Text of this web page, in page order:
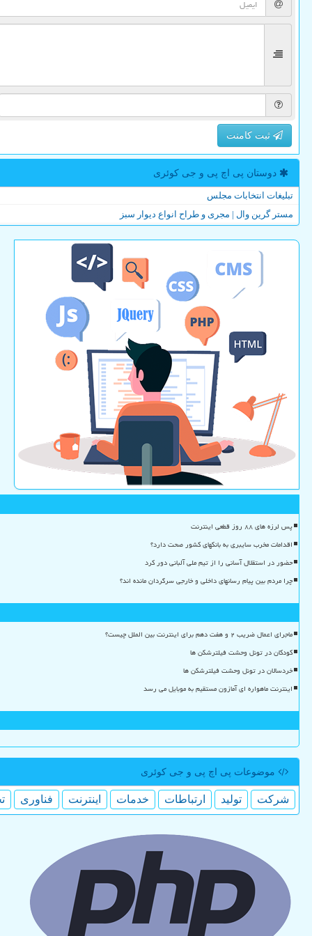
ثبت کامنت
دوستان پی اچ پی و جی كوئری
تبلیغات انتخابات مجلس
مستر گرین وال | مجری و طراح انواع دیوار سبز
پس لرزه های ۸۸ روز قطعی اینترنت
اقدامات مخرب سایبری به بانکهای کشور صحت دارد؟
حضور در استقلال آسانی را از تیم ملی آلبانی دور کرد
چرا مردم بین پیام رسانهای داخلی و خارجی سرگردان مانده اند؟
ماجرای اعمال ضریب ۲ و هفت دهم برای اینترنت بین الملل چیست؟
کودکان در تونل وحشت فیلترشکن ها
خردسالان در تونل وحشت فیلترشکن ها
اینترنت ماهواره ای آمازون مستقیم به موبایل می رسد
موضوعات پی اچ پی و جی كوئری
شركت تولید ارتباطات خدمات اینترنت فناوری